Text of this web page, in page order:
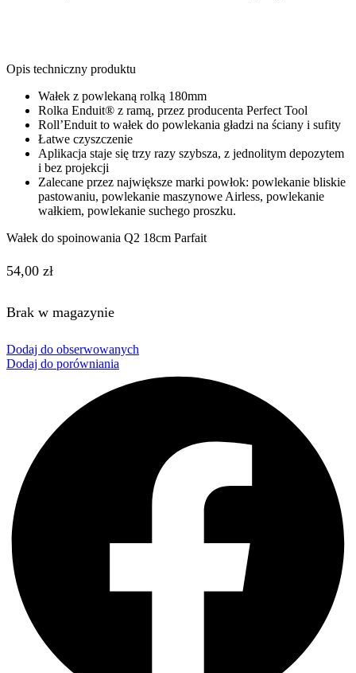
Opis techniczny produktu
Wałek z powlekaną rolką 180mm
Rolka Enduit® z ramą, przez producenta Perfect Tool
Roll’Enduit to wałek do powlekania gładzi na ściany i sufity
Łatwe czyszczenie
Aplikacja staje się trzy razy szybsza, z jednolitym depozytem
i bez projekcji
Zalecane przez największe marki powłok: powlekanie bliskie
pastowaniu, powlekanie maszynowe Airless, powlekanie
wałkiem, powlekanie suchego proszku.
Wałek do spoinowania Q2 18cm Parfait
54,00 zł
Brak w magazynie
Dodaj do obserwowanych
Dodaj do porówniania